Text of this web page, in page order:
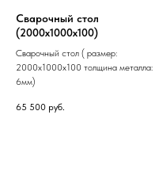
Сварочный стол
(2000х1000х100)
Сварочный стол ( размер:
2000х1000х100 толщина металла:
6мм)
65 500 руб.